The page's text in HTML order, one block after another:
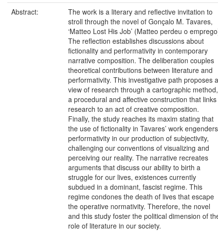
Abstract:
The work is a literary and reflective invitation to
stroll through the novel of Gonçalo M. Tavares,
‘Matteo Lost His Job’ (Matteo perdeu o
The reflection establishes discussions about
fictionality and performativity in contemporary
narrative composition. The deliberation couples
theoretical contributions between literature and
performativity. This investigative path proposes a
view of research through a cartographic method,
a procedural and affective construction that links
research to an act of creative composition.
Finally, the study reaches its maxim stating that
the use of fictionality in Tavares’ work engenders
performativity in our production of subjectivity,
challenging our conventions of visualizing and
perceiving our reality. The narrative recreates
arguments that discuss our ability to birth a
struggle for our lives, existences currently
subdued in a dominant, fascist regime. This
regime condones the death of lives that escape
the operative normativity. Therefore, the novel
and this study foster the political dimension of
role of literature in our society.